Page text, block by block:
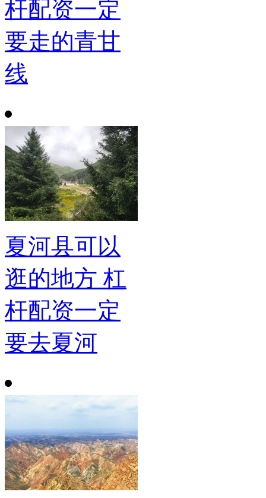
杆配资一定
要走的青甘
线
夏河县可以
逛的地方 杠
杆配资一定
要去夏河